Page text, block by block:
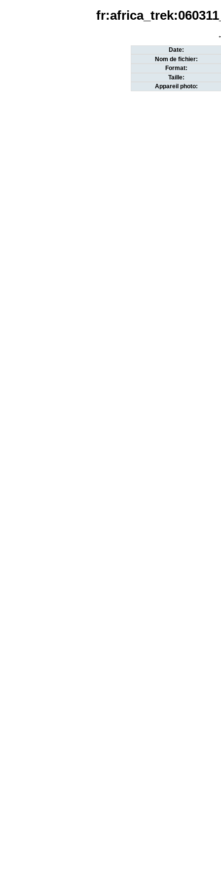
Date:
Nom de fichier:
Format:
Taille:
Appareil photo: